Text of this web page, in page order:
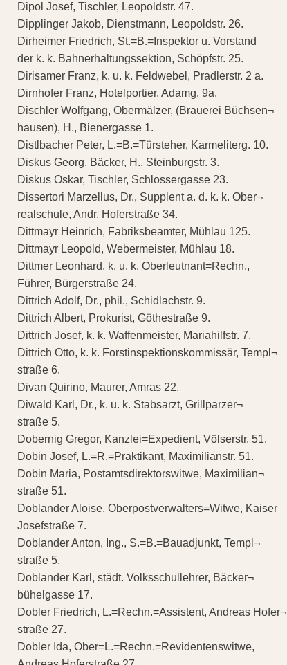
Dipol Josef, Tischler, Leopoldstr. 47.
Dipplinger Jakob, Dienstmann, Leopoldstr. 26.
Dirheimer Friedrich, St.=B.=Inspektor u. Vorstand
der k. k. Bahnerhaltungssektion, Schöpfstr. 25.
Dirisamer Franz, k. u. k. Feldwebel, Pradlerstr. 2 a.
Dirnhofer Franz, Hotelportier, Adamg. 9a.
Dischler Wolfgang, Obermälzer, (Brauerei Büchsen¬
hausen), H., Bienergasse 1.
Distlbacher Peter, L.=B.=Türsteher, Karmeliterg. 10.
Diskus Georg, Bäcker, H., Steinburgstr. 3.
Diskus Oskar, Tischler, Schlossergasse 23.
Dissertori Marzellus, Dr., Supplent a. d. k. k. Ober¬
realschule, Andr. Hoferstraße 34.
Dittmayr Heinrich, Fabriksbeamter, Mühlau 125.
Dittmayr Leopold, Webermeister, Mühlau 18.
Dittmer Leonhard, k. u. k. Oberleutnant=Rechn.,
Führer, Bürgerstraße 24.
Dittrich Adolf, Dr., phil., Schidlachstr. 9.
Dittrich Albert, Prokurist, Göthestraße 9.
Dittrich Josef, k. k. Waffenmeister, Mariahilfstr. 7.
Dittrich Otto, k. k. Forstinspektionskommissär, Templ¬
straße 6.
Divan Quirino, Maurer, Amras 22.
Diwald Karl, Dr., k. u. k. Stabsarzt, Grillparzer¬
straße 5.
Dobernig Gregor, Kanzlei=Expedient, Völserstr. 51.
Dobin Josef, L.=R.=Praktikant, Maximilianstr. 51.
Dobin Maria, Postamtsdirektorswitwe, Maximilian¬
straße 51.
Doblander Aloise, Oberpostverwalters=Witwe, Kaiser
Josefstraße 7.
Doblander Anton, Ing., S.=B.=Bauadjunkt, Templ¬
straße 5.
Doblander Karl, städt. Volksschullehrer, Bäcker¬
bühelgasse 17.
Dobler Friedrich, L.=Rechn.=Assistent, Andreas Hofer¬
straße 27.
Dobler Ida, Ober=L.=Rechn.=Revidentenswitwe,